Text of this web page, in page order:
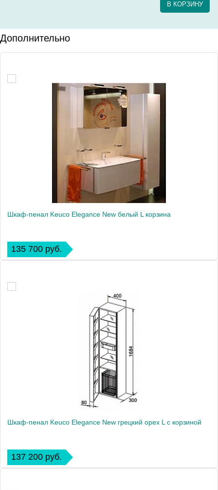
В КОРЗИНУ
Дополнительно
Шкаф-пенал Keuco Elegance New белый L корзина
135 700 руб.
Шкаф-пенал Keuco Elegance New грецкий орех L с корзиной
137 200 руб.